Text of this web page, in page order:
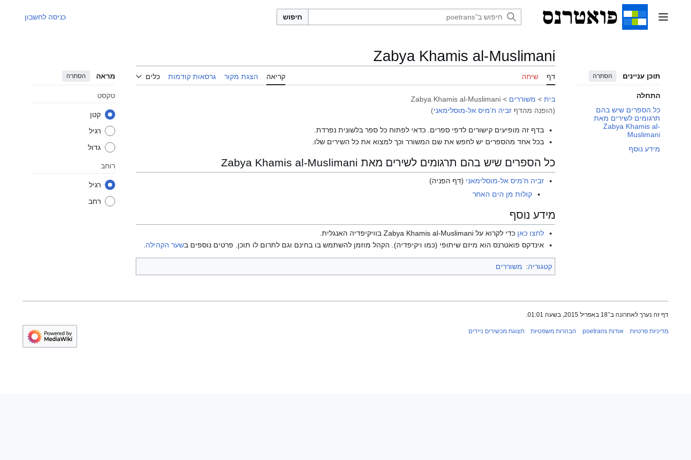
תפריט ראשי חיפוש כניסה לחשבון
תוכן עניינים הסתרה
התחלה
כל הספרים שיש בהם
תרגומים לשירים מאת
Zabya Khamis al-
Muslimani
מידע נוסף
Zabya Khamis al-Muslimani
דף שיחה קריאה הצגת מקור גרסאות קודמות כלים מראה הסתרה
טקסט
קטן
רגיל
גדול
רוחב
רגיל
רחב
בית > משוררים >
Zabya Khamis al-Muslimani
(הופנה מהדף זביה ח'מיס אל-מוסלימאני)
בדף זה מופיעים קישורים לדפי ספרים. כדאי לפתוח כל ספר בלשונית נפרדת.
בכל אחד מהספרים יש לחפש את שם המשורר וכך למצוא את כל השירים שלו.
כל הספרים שיש בהם תרגומים לשירים מאת Zabya Khamis al-Muslimani
זביה ח'מיס אל-מוסלימאני (דף הפניה)
קולות מן הים האחר
מידע נוסף
לחצו כאן כדי לקרוא על Zabya Khamis al-Muslimani בוויקיפדיה האנגלית.
אינדקס פואטרנס הוא מיזם שיתופי (כמו ויקיפדיה). הקהל מוזמן להשתמש בו בחינם וגם לתרום לו תוכן. פרטים נוספים בשער הקהילה
קטגוריה: משוררים
דף זה נערך לאחרונה ב־18 באפריל 2015, בשעה 01:01.
מדיניות פרטיות אודות poetrans הבהרות משפטיות תצוגת מכשירים ניידים